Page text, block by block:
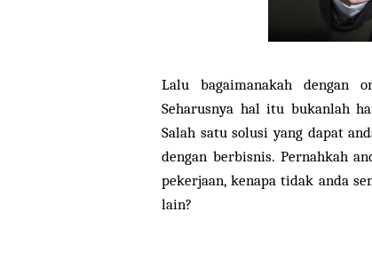
Lalu bagaimanakah dengan
Seharusnya hal itu bukanlah
Salah satu solusi yang dapat
dengan berbisnis. Pernahkah
pekerjaan, kenapa tidak anda
lain?